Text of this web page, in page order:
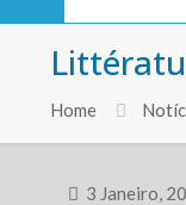
Home
3 Janeiro,